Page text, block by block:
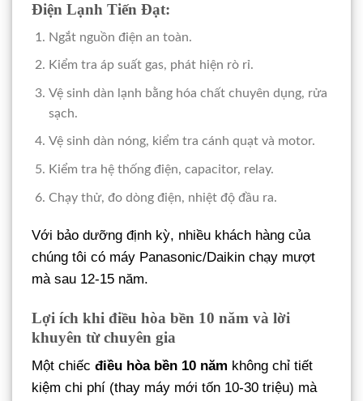
Điện Lạnh Tiến Đạt:
Ngắt nguồn điện an toàn.
Kiểm tra áp suất gas, phát hiện rò rỉ.
Vệ sinh dàn lạnh bằng hóa chất chuyên dụng, rửa
sạch.
Vệ sinh dàn nóng, kiểm tra cánh quạt và motor.
Kiểm tra hệ thống điện, capacitor, relay.
Chạy thử, đo dòng điện, nhiệt độ đầu ra.
Với bảo dưỡng định kỳ, nhiều khách hàng của
chúng tôi có máy Panasonic/Daikin chạy mượt
mà sau 12-15 năm.
Lợi ích khi điều hòa bền 10 năm và lời
khuyên từ chuyên gia
Một chiếc điều hòa bền 10 năm không chỉ tiết
kiệm chi phí (thay máy mới tốn 10-30 triệu) mà